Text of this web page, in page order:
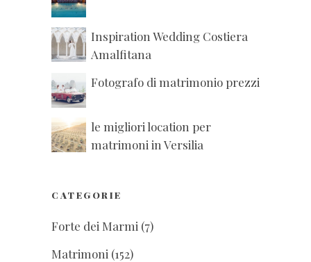
Inspiration Wedding Costiera
Amalfitana
Fotografo di matrimonio prezzi
le migliori location per
matrimoni in Versilia
CATEGORIE
Forte dei Marmi (7)
Matrimoni (152)